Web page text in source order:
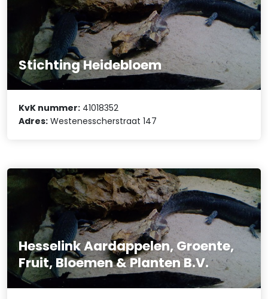
Stichting Heidebloem
KvK nummer: 41018352
Adres: Westenesscherstraat 147
Hesselink Aardappelen, Groente,
Fruit, Bloemen & Planten B.V.